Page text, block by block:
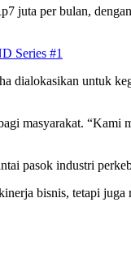
juta per bulan,
Series #1
dialokasikan untuk
masyarakat. “Kami
pasok industri
bisnis, tetapi juga